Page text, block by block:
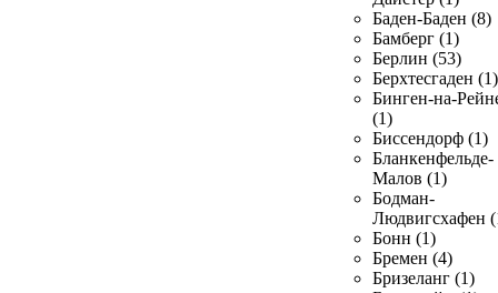
Баден-Баден (8)
Бамберг (1)
Берлин (53)
Берхтесгаден (1)
Бинген-на-
(1)
Биссендорф (1)
Бланкенфельде-
Малов (1)
Бодман-
Людвигсхафен
Бонн (1)
Бремен (4)
Бризеланг (1)